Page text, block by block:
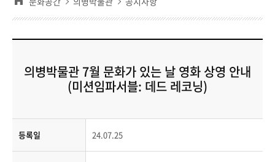
의병박물관 7월 문화가 있는 날 영화 상영 안내
(미션임파서블: 데드 레코닝)
등록일 24.07.25